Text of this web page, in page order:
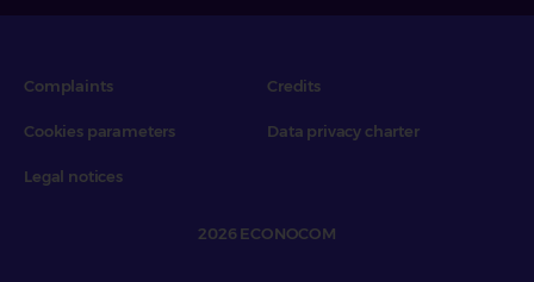
Complaints Credits
Cookies parameters Data privacy charter
Legal notices
2026 ECONOCOM